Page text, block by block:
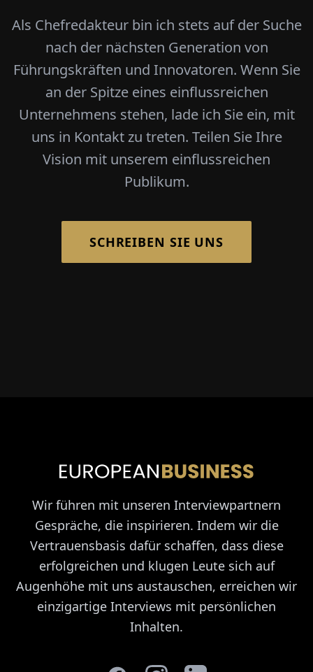
Als Chefredakteur bin ich stets auf der Suche
nach der nächsten Generation von
Führungskräften und Innovatoren. Wenn Sie
an der Spitze eines einflussreichen
Unternehmens stehen, lade ich Sie ein, mit
uns in Kontakt zu treten. Teilen Sie Ihre
Vision mit unserem einflussreichen
Publikum.
SCHREIBEN SIE UNS
Wir führen mit unseren Interviewpartnern
Gespräche, die inspirieren. Indem wir die
Vertrauensbasis dafür schaffen, dass diese
erfolgreichen und klugen Leute sich auf
Augenhöhe mit uns austauschen, erreichen wir
einzigartige Interviews mit persönlichen
Inhalten.